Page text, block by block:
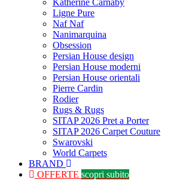
Katherine Carnaby
Ligne Pure
Naf Naf
Nanimarquina
Obsession
Persian House design
Persian House moderni
Persian House orientali
Pierre Cardin
Rodier
Rugs & Rugs
SITAP 2026 Pret a Porter
SITAP 2026 Carpet Couture
Swarovski
World Carpets
BRAND
OFFERTE scopri subito